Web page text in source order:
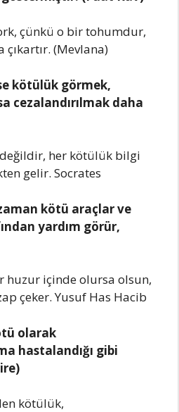
çünkü o bir tohumdur,
çıkartır. (Mevlana)
kötülük görmek,
cezalandırılmak daha
her kötülük bilgi
gelir. Socrates
kötü araçlar ve
yardım görür,
huzur içinde olursa olsun,
çeker. Yusuf Has Hacib
olarak
hastalandığı gibi
kötülük,